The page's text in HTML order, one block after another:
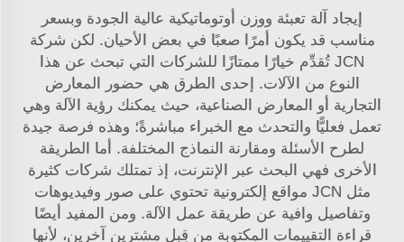
إيجاد آلة تعبئة ووزن أوتوماتيكية عالية الجودة وبسعر
مناسب قد يكون أمرًا صعبًا في بعض الأحيان. لكن شركة
JCN تُقدِّم خيارًا ممتازًا للشركات التي تبحث عن هذا
النوع من الآلات. إحدى الطرق هي حضور المعارض
التجارية أو المعارض الصناعية، حيث يمكنك رؤية الآلة وهي
تعمل فعليًّا والتحدث مع الخبراء مباشرةً؛ وهذه فرصة جيدة
لطرح الأسئلة ومقارنة النماذج المختلفة. أما الطريقة
الأخرى فهي البحث عبر الإنترنت، إذ تمتلك شركات كثيرة
مثل JCN مواقع إلكترونية تحتوي على صور وفيديوهات
وتفاصيل وافية عن طريقة عمل الآلة. ومن المفيد أيضًا
قراءة التقييمات المكتوبة من قِبل مشترين آخرين، لأنها